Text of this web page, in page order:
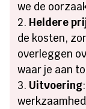
we de
Heldere
de kosten,
overleggen
waar je aan
Uitvoering